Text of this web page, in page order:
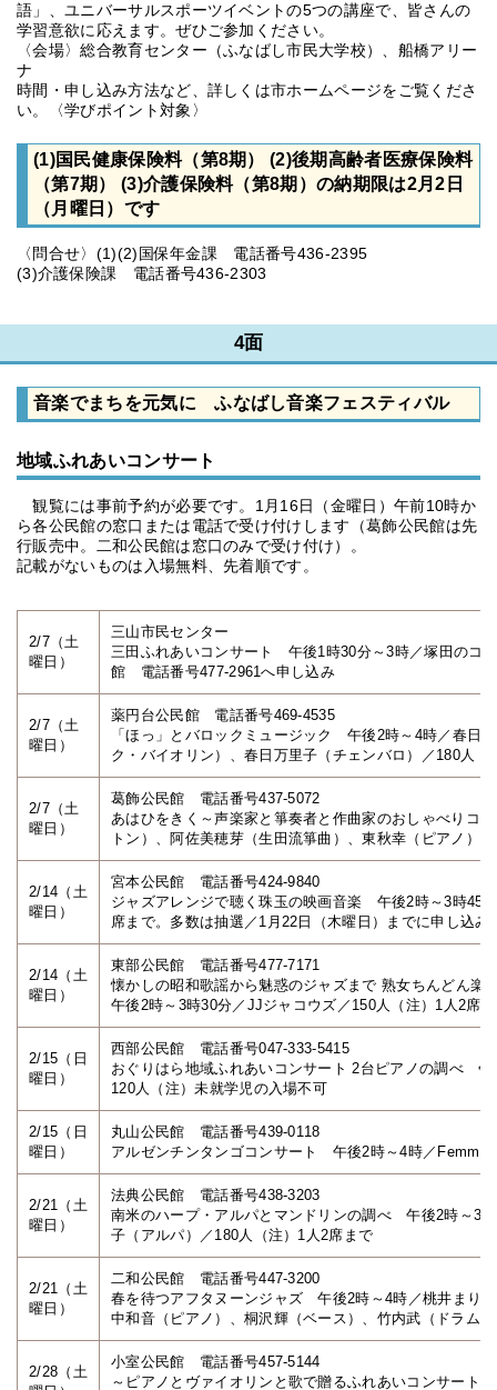
語」、ユニバーサルスポーツイベントの5つの講座で、皆さんの
学習意欲に応えます。ぜひご参加ください。
〈会場〉総合教育センター（ふなばし市民大学校）、船橋アリー
ナ
時間・申し込み方法など、詳しくは市ホームページをご覧くださ
い。〈学びポイント対象〉
(1)国民健康保険料（第8期） (2)後期高齢者医療保険料
（第7期） (3)介護保険料（第8期）の納期限は2月2日
（月曜日）です
〈問合せ〉(1)(2)国保年金課 電話番号436-2395
(3)介護保険課 電話番号436-2303
4面
音楽でまちを元気に ふなばし音楽フェスティバル
地域ふれあいコンサート
観覧には事前予約が必要です。1月16日（金曜日）午前10時か
ら各公民館の窓口または電話で受け付けします（葛飾公民館は先
行販売中。二和公民館は窓口のみで受け付け）。
記載がないものは入場無料、先着順です。
2/7（土
曜日）
三山市民センター
三田ふれあいコンサート 午後1時30分～3時／塚田のコ
館 電話番号477-2961へ申し込み
2/7（土
曜日）
薬円台公民館 電話番号469-4535
「ほっ」とバロックミュージック 午後2時～4時／春日
ク・バイオリン）、春日万里子（チェンバロ）／180人（
2/7（土
曜日）
葛飾公民館 電話番号437-5072
あはひをきく～声楽家と箏奏者と作曲家のおしゃべりコ
トン）、阿佐美穂芽（生田流箏曲）、東秋幸（ピアノ）
2/14（土
曜日）
宮本公民館 電話番号424-9840
ジャズアレンジで聴く珠玉の映画音楽 午後2時～3時45
席まで。多数は抽選／1月22日（木曜日）までに申し込み
2/14（土
曜日）
東部公民館 電話番号477-7171
懐かしの昭和歌謡から魅惑のジャズまで 熟女ちんどん
午後2時～3時30分／JJジャコウズ／150人（注）1人2席
2/15（日
曜日）
西部公民館 電話番号047-333-5415
おぐりはら地域ふれあいコンサート 2台ピアノの調べ
120人（注）未就学児の入場不可
2/15（日
曜日）
丸山公民館 電話番号439-0118
アルゼンチンタンゴコンサート 午後2時～4時／Femme
2/21（土
曜日）
法典公民館 電話番号438-3203
南米のハープ・アルパとマンドリンの調べ 午後2時～3
子（アルパ）／180人（注）1人2席まで
2/21（土
曜日）
二和公民館 電話番号447-3200
春を待つアフタヌーンジャズ 午後2時～4時／桃井まり
中和音（ピアノ）、桐沢輝（ベース）、竹内武（ドラム
2/28（土
小室公民館 電話番号457-5144
～ピアノとヴァイオリンと歌で贈るふれあいコンサート